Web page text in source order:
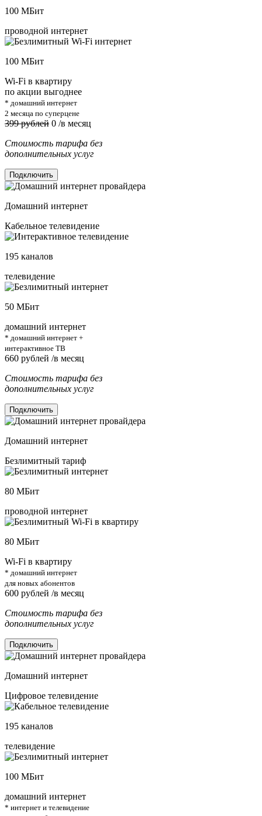
100 МБит
проводной интернет
100 МБит
Wi-Fi в квартиру
по акции выгоднее
* домашний интернет
2 месяца по суперцене
399 рублей 0 /в месяц
Стоимость тарифа без
дополнительных услуг
Подключить
Домашний интернет
Кабельное телевидение
195 каналов
телевидение
50 МБит
домашний интернет
* домашний интернет +
интерактивное ТВ
660 рублей /в месяц
Стоимость тарифа без
дополнительных услуг
Подключить
Домашний интернет
Безлимитный тариф
80 МБит
проводной интернет
80 МБит
Wi-Fi в квартиру
* домашний интернет
для новых абонентов
600 рублей /в месяц
Стоимость тарифа без
дополнительных услуг
Подключить
Домашний интернет
Цифровое телевидение
195 каналов
телевидение
100 МБит
домашний интернет
* интернет и телевидение